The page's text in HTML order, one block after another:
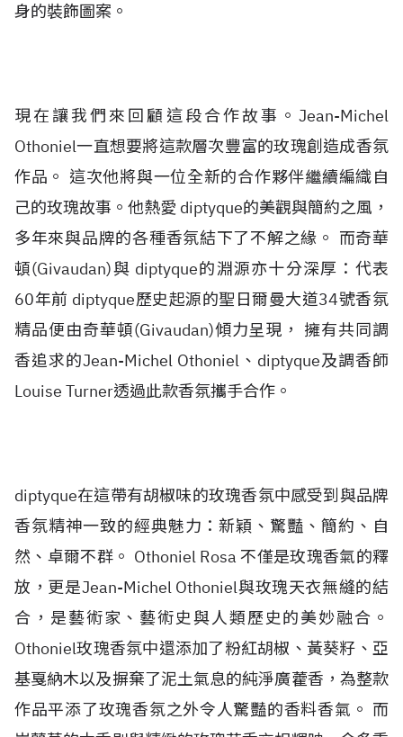
身的裝飾圖案。
現在讓我們來回顧這段合作故事。Jean-Michel
Othoniel一直想要將這款層次豐富的玫瑰創造成香氛
作品。 這次他將與一位全新的合作夥伴繼續編織自
己的玫瑰故事。他熱愛 diptyque的美觀與簡約之風，
多年來與品牌的各種香氛結下了不解之緣。 而奇華
頓(Givaudan)與 diptyque的淵源亦十分深厚：代表
60年前 diptyque歷史起源的聖日爾曼大道34號香氛
精品便由奇華頓(Givaudan)傾力呈現， 擁有共同調
香追求的Jean-Michel Othoniel、diptyque及調香師
Louise Turner透過此款香氛攜手合作。
diptyque在這帶有胡椒味的玫瑰香氛中感受到與品牌
香氛精神一致的經典魅力：新穎、驚豔、簡約、自
然、卓爾不群。 Othoniel Rosa 不僅是玫瑰香氣的釋
放，更是Jean-Michel Othoniel與玫瑰天衣無縫的結
合，是藝術家、藝術史與人類歷史的美妙融合。
Othoniel玫瑰香氛中還添加了粉紅胡椒、黃葵籽、亞
基戛納木以及摒棄了泥土氣息的純淨廣藿香，為整款
作品平添了玫瑰香氛之外令人驚豔的香料香氣。 而